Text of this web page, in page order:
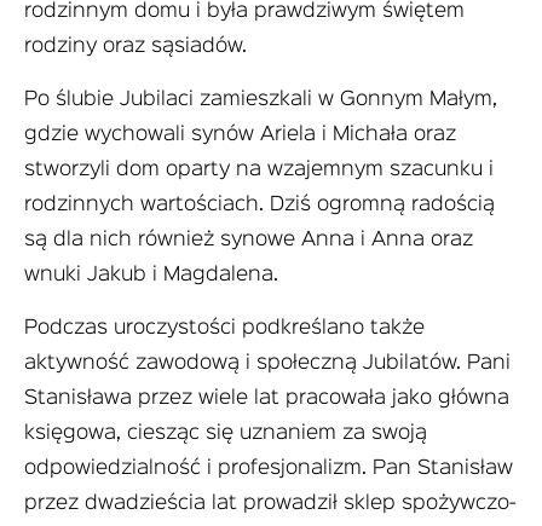
rodzinnym domu i była prawdziwym świętem
rodziny oraz sąsiadów.
Po ślubie Jubilaci zamieszkali w Gonnym Małym,
gdzie wychowali synów Ariela i Michała oraz
stworzyli dom oparty na wzajemnym szacunku i
rodzinnych wartościach. Dziś ogromną radością
są dla nich również synowe Anna i Anna oraz
wnuki Jakub i Magdalena.
Podczas uroczystości podkreślano także
aktywność zawodową i społeczną Jubilatów. Pani
Stanisława przez wiele lat pracowała jako główna
księgowa, ciesząc się uznaniem za swoją
odpowiedzialność i profesjonalizm. Pan Stanisław
przez dwadzieścia lat prowadził sklep spożywczo-